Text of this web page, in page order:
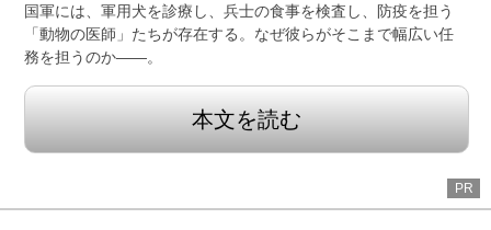
国軍には、軍用犬を診療し、兵士の食事を検査し、防疫を担う
「動物の医師」たちが存在する。なぜ彼らがそこまで幅広い任
務を担うのか――。
本文を読む
PR